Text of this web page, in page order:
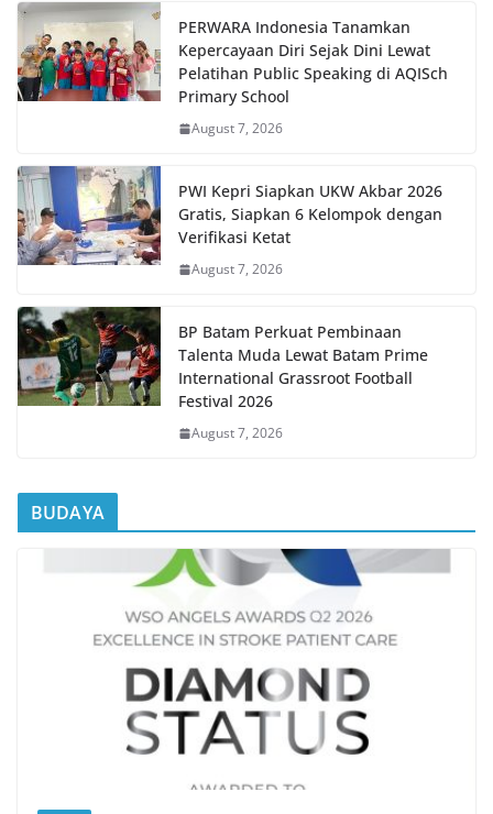
PERWARA Indonesia Tanamkan
Kepercayaan Diri Sejak Dini Lewat
Pelatihan Public Speaking di AQISch
Primary School
August 7, 2026
PWI Kepri Siapkan UKW Akbar 2026
Gratis, Siapkan 6 Kelompok dengan
Verifikasi Ketat
August 7, 2026
BP Batam Perkuat Pembinaan
Talenta Muda Lewat Batam Prime
International Grassroot Football
Festival 2026
August 7, 2026
BUDAYA